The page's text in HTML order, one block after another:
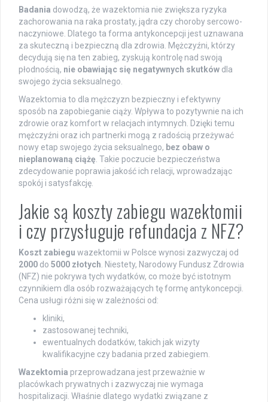
Badania dowodzą, że wazektomia nie zwiększa ryzyka
zachorowania na raka prostaty, jądra czy choroby sercowo-
naczyniowe. Dlatego ta forma antykoncepcji jest uznawana
za skuteczną i bezpieczną dla zdrowia. Mężczyźni, którzy
decydują się na ten zabieg, zyskują kontrolę nad swoją
płodnością, nie obawiając się negatywnych skutków dla
swojego życia seksualnego.
Wazektomia to dla mężczyzn bezpieczny i efektywny
sposób na zapobieganie ciąży. Wpływa to pozytywnie na ich
zdrowie oraz komfort w relacjach intymnych. Dzięki temu
mężczyźni oraz ich partnerki mogą z radością przeżywać
nowy etap swojego życia seksualnego, bez obaw o
nieplanowaną ciążę . Takie poczucie bezpieczeństwa
zdecydowanie poprawia jakość ich relacji, wprowadzając
spokój i satysfakcję.
Jakie są koszty zabiegu wazektomii
i czy przysługuje refundacja z NFZ?
Koszt zabiegu wazektomii w Polsce wynosi zazwyczaj od
2000 do 5000 złotych . Niestety, Narodowy Fundusz Zdrowia
(NFZ) nie pokrywa tych wydatków, co może być istotnym
czynnikiem dla osób rozważających tę formę antykoncepcji.
Cena usługi różni się w zależności od:
kliniki,
zastosowanej techniki,
ewentualnych dodatków, takich jak wizyty
kwalifikacyjne czy badania przed zabiegiem.
Wazektomia przeprowadzana jest przeważnie w
placówkach prywatnych i zazwyczaj nie wymaga
hospitalizacji. Właśnie dlatego wydatki związane z